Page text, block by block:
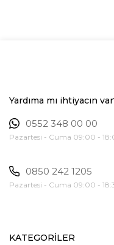
Yardıma mı ihtiyacın
0552 348 00 00
Pazartesi - Cuma 09:00 -
0850 242 1205
Pazartesi - Cuma 09:00 -
KATEGORİLER